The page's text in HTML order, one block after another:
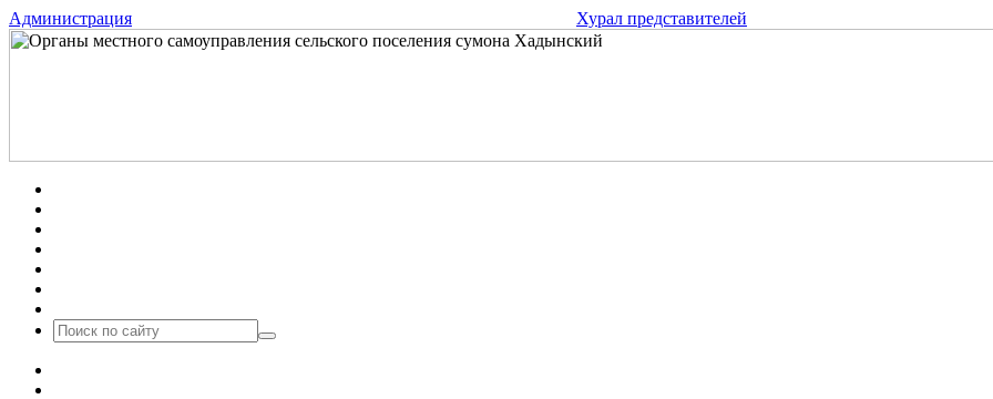
Администрация Хурал представителей